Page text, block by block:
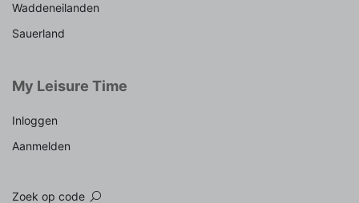
Waddeneilanden
Sauerland
My Leisure Time
Inloggen
Aanmelden
Zoek op code